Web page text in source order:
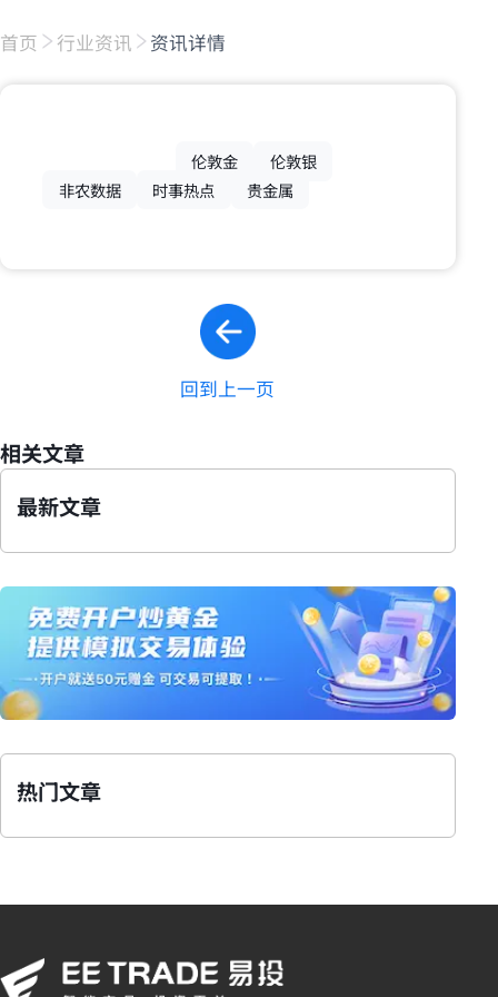
首页 行业资讯 资讯详情
伦敦金
伦敦银
非农数据
时事热点 贵金属
回到上一页
相关文章
最新文章
热门文章